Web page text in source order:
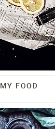
MY FOOD